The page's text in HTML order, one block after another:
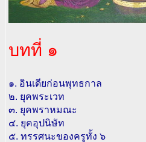
บทที่ ๑
๑. อินเดียก่อนพุทธกาล
๒. ยุคพระเวท
๓. ยุคพราหมณะ
๔. ยุคอุปนิษัท
๕. ทรรศนะของครูทั้ง ๖